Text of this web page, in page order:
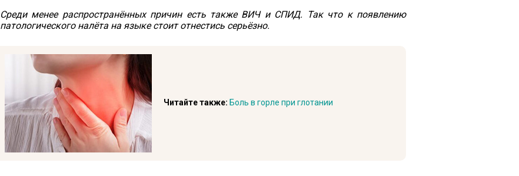
Среди менее распространённых причин есть также ВИЧ и СПИД. Так что к появлению
патологического налёта на языке стоит отнестись серьёзно.
Читайте также: Боль в горле при глотании